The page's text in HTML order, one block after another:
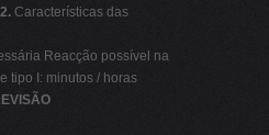
Características das
Reacção possível na
tipo I: minutos / horas